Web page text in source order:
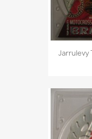
Jarrulevy